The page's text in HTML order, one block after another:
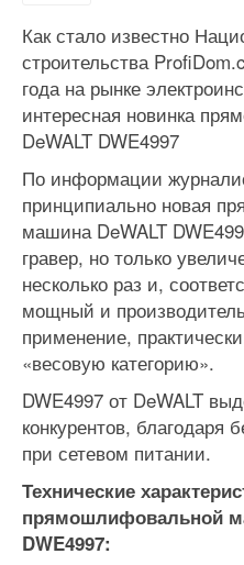
Как стало известно
строительства
года на рынке
интересная новинка
DeWALT DWE4997
По информации
принципиально новая
машина DeWALT
гравер, но только
несколько раз и,
мощный и
применение,
«весовую категорию».
DWE4997 от DeWALT
конкурентов, благодаря
при сетевом питании.
Технические
прямошлифовальной
DWE4997: